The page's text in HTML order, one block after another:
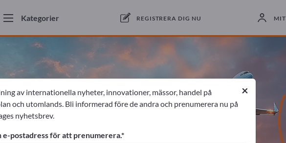
Kategorier REGISTRERA DIG NU
×
av internationella nyheter, innovationer, mässor, handel på
och utomlands. Bli informerad före de andra och prenumerera nu på
nyhetsbrev.
e-postadress för att prenumerera.